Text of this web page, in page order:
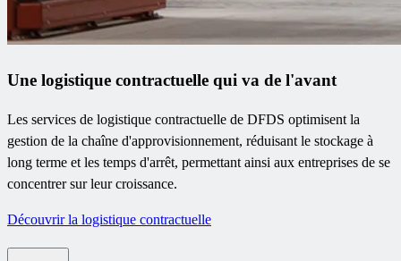
Une logistique contractuelle qui va de l'avant
Les services de logistique contractuelle de DFDS optimisent la
gestion de la chaîne d'approvisionnement, réduisant le stockage à
long terme et les temps d'arrêt, permettant ainsi aux entreprises de se
concentrer sur leur croissance.
Découvrir la logistique contractuelle